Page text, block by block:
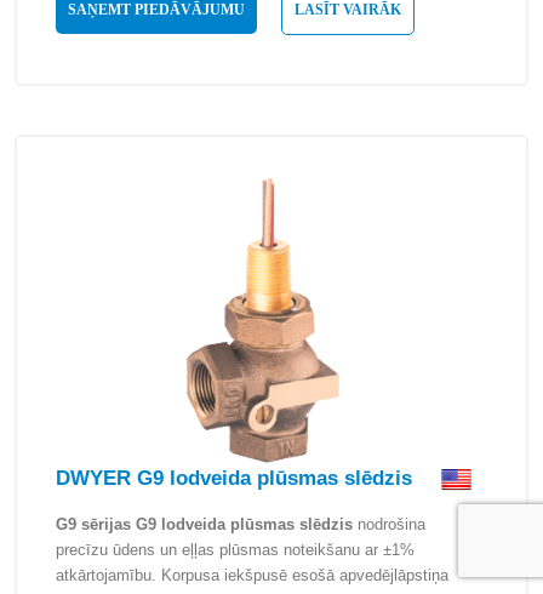
SAŅEMT PIEDĀVĀJUMU LASĪT VAIRĀK
DWYER G9 lodveida plūsmas slēdzis
G9 sērijas G9 lodveida plūsmas slēdzis nodrošina
precīzu ūdens un eļļas plūsmas noteikšanu ar ±1%
atkārtojamību. Korpusa iekšpusē esošā apvedējlāpstiņa